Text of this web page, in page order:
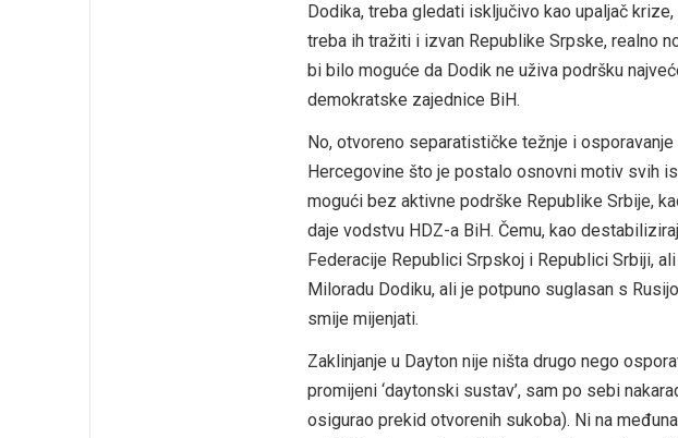
Dodika, treba gledati isključivo kao upaljač
treba ih tražiti i izvan Republike Srpske, realno
bi bilo moguće da Dodik ne uživa podršku
demokratske zajednice BiH.
No, otvoreno separatističke težnje i
Hercegovine što je postalo osnovni motiv svih
mogući bez aktivne podrške Republike Srbije,
daje vodstvu HDZ-a BiH. Čemu, kao
Federacije Republici Srpskoj i Republici Srbiji,
Miloradu Dodiku, ali je potpuno suglasan s
smije mijenjati.
Zaklinjanje u Dayton nije ništa drugo nego
promijeni ‘daytonski sustav’, sam po sebi
osigurao prekid otvorenih sukoba). Ni na